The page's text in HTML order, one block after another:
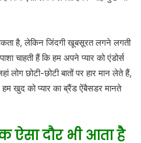
है, लेकिन जिंदगी खूबसूरत लगने लगती
चाहती हैं कि हम अपने प्यार को एंडोर्स
छोटी-छोटी बातों पर हार मान लेते हैं,
खुद को प्यार का ब्रैंड ऐंबैसडर मानते
ऐसा दौर भी आता है